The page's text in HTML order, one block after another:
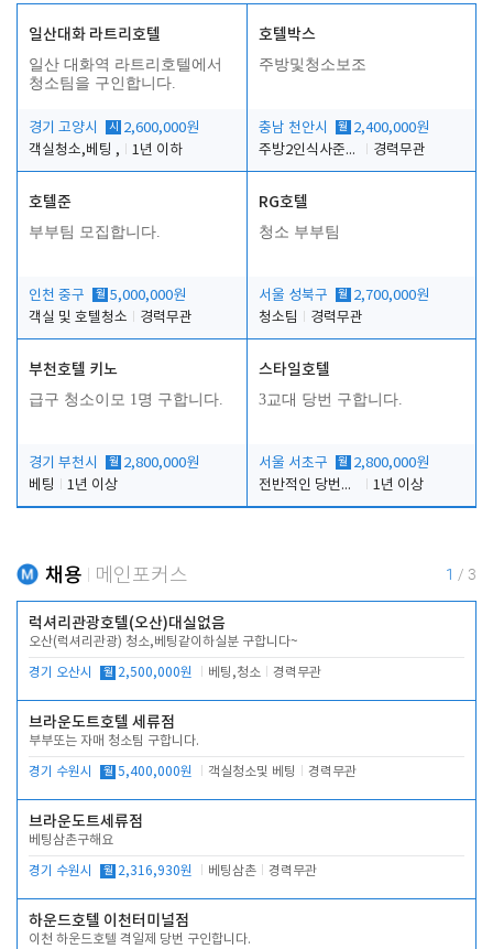
일산대화 라트리호텔
일산 대화역 라트리호텔에서
청소팀을 구인합니다.
경기 고양시 시
2,600,000원
객실청소,베팅 ,
1년 이하
호텔박스
주방및청소보조
충남 천안시 월 2,400,000원
주방2인식사준비및청소린렌보조
경력무관
호텔준
부부팀 모집합니다.
인천 중구 월 5,000,000원
객실 및 호텔청소
경력무관
RG호텔
청소 부부팀
서울 성북구 월 2,700,000원
청소팀
경력무관
부천호텔 키노
급구 청소이모 1명 구합니다.
경기 부천시 월 2,800,000원
베팅
1년 이상
스타일호텔
3교대 당번 구합니다.
서울 서초구 월 2,800,000원
전반적인 당번업무
1년 이상
채용 메인포커스 1 / 3
럭셔리관광호텔(오산)대실없음
오산(럭셔리관광) 청소,베팅같이하실분 구합니다~
경기 오산시 월 2,500,000원 베팅,청소 경력무관
브라운도트호텔 세류점
부부또는 자매 청소팀 구합니다.
경기 수원시 월 5,400,000원 객실청소및 베팅 경력무관
브라운도트세류점
베팅삼촌구해요
경기 수원시 월 2,316,930원 베팅삼촌 경력무관
하운드호텔 이천터미널점
이천 하운드호텔 격일제 당번 구인합니다.